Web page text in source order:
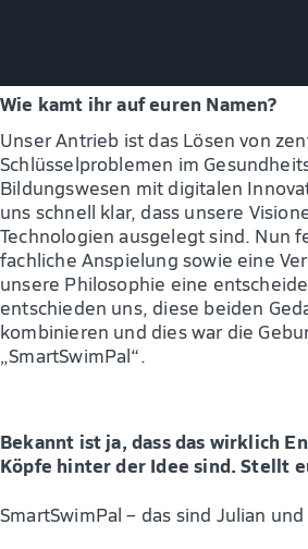
Wie kamt ihr auf euren Namen?
Unser Antrieb ist das Lösen von
Schlüsselproblemen im
Bildungswesen mit digitalen
uns schnell klar, dass unsere
Technologien ausgelegt sind. Nun
fachliche Anspielung sowie eine
unsere Philosophie eine
entschieden uns, diese beiden
kombinieren und dies war die
„SmartSwimPal“.
Bekannt ist ja, dass das wirklich
Köpfe hinter der Idee sind. Stellt
SmartSwimPal – das sind Julian